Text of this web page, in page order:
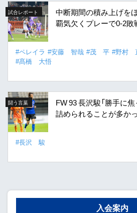
試合レポート
中断期間の積み上げを
覇気欠くプレーで0-2敗
#ペレイラ #安藤 智哉 #茂 平 #野村
#髙橋 大悟
闘う言葉
FW 93 長沢駿「勝手に
詰められることが多かっ
#長沢 駿
入会案内